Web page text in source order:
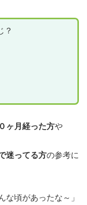
？
ヶ月経った方や
迷ってる方の参考に
な頃があったな～」